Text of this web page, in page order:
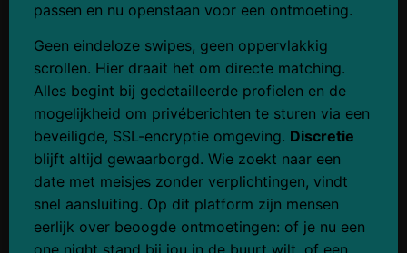
passen en nu openstaan voor een ontmoeting.
Geen eindeloze swipes, geen oppervlakkig
scrollen. Hier draait het om directe matching.
Alles begint bij gedetailleerde profielen en de
mogelijkheid om privéberichten te sturen via een
beveiligde, SSL-encryptie omgeving. Discretie
blijft altijd gewaarborgd. Wie zoekt naar een
date met meisjes zonder verplichtingen, vindt
snel aansluiting. Op dit platform zijn mensen
eerlijk over beoogde ontmoetingen: of je nu een